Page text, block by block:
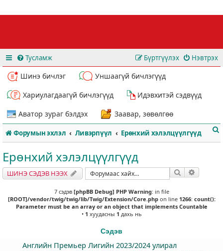
Тусламж Нэвтрэх
Бүртгүүлэх
Шинэ бичлэг
Уншаагүй бичлэгүүд
Хариулагдаагүй бичлэгүүд
Идэвхитэй сэдвүүд
Аватор зураг бэлдэх
Заавар, зөвөлгөө
Форумын эхлэл Ливэрпүүл Ерөнхий хэлэлцүүлгүүд
Ерөнхий хэлэлцүүлгүүд
ШИНЭ СЭДЭВ НЭЭХ Хайлт
7 сэдэв [phpBB Debug] PHP Warning: in file
[ROOT]/vendor/twig/twig/lib/Twig/Extension/Core.phpon line 1266: count():
Parameter must be an array or an object that implements Countable
• 1 хуудасны 1 дахь нь
Сэдэв
Английн Премьер Лигийн 2023/2024 улирал